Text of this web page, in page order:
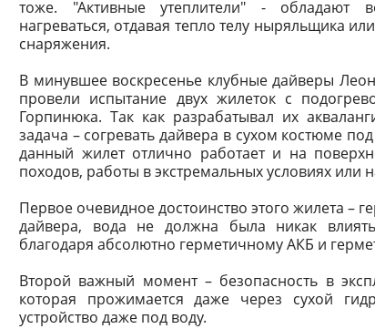
тоже. "Активные утеплители" - обладают
нагреваться, отдавая тепло телу ныряльщика
снаряжения.
В минувшее воскресенье клубные дайверы
провели испытание двух жилеток с
Горпинюка. Так как разрабатывал их
задача – согревать дайвера в сухом костюме
данный жилет отлично работает и на
походов, работы в экстремальных условиях или
Первое очевидное достоинство этого жилета –
дайвера, вода не должна была никак
благодаря абсолютно герметичному АКБ и
Второй важный момент – безопасность в
которая прожимается даже через сухой
устройство даже под воду.